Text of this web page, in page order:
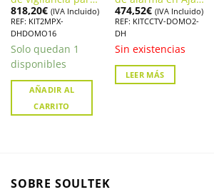
exterior 2MPX
818,20€ (IVA Incluido)
REF: KIT2MPX-
DHDOMO16
Solo quedan 1
disponibles
AÑADIR AL
CARRITO
¡100% Compatible
con AJAX!
474,52€ (IVA Incluido)
REF: KITCCTV-DOMO2-
DH
Sin existencias
LEER MÁS
SOBRE SOULTEK